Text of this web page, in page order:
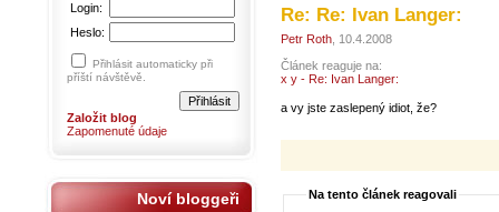
Re: Re: Ivan Langer:
Petr Roth , 10.4.2008
Článek reaguje na:
x y - Re: Ivan Langer:
a vy jste zaslepený idiot, že?
Na tento článek reagovali
Login:
Heslo:
Přihlásit automaticky při
příští návštěvě.
Založit blog
Zapomenuté údaje
Noví bloggeři